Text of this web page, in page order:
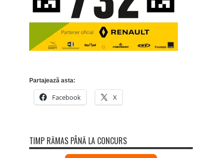
Partajează asta:
Facebook X
TIMP RĂMAS PÂNĂ LA CONCURS